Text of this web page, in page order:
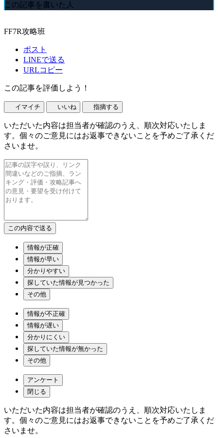
この記事を書いた人
FF7R攻略班
ポスト
LINEで送る
URLコピー
この記事を評価しよう！
イマイチ いいね 指摘する
いただいた内容は担当者が確認のうえ、順次対応いたしま
す。個々のご意見にはお返事できないことを予めご了承くだ
さいませ。
情報が正確
情報が早い
分かりやすい
探していた情報が見つかった
その他
情報が不正確
情報が遅い
分かりにくい
探していた情報が無かった
その他
アンケート
閉じる
いただいた内容は担当者が確認のうえ、順次対応いたしま
す。個々のご意見にはお返事できないことを予めご了承くだ
さいませ。